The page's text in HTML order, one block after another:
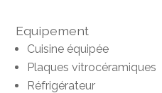
Equipement
Cuisine équipée
Plaques vitrocéramiques
Réfrigérateur